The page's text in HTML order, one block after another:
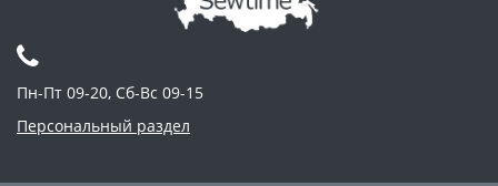
Пн-Пт 09-20, Сб-Вс 09-15
Персональный раздел